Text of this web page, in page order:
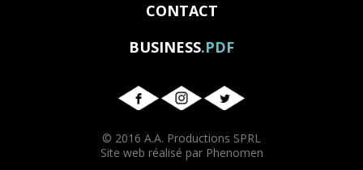
CONTACT
BUSINESS.PDF
© 2016 A.A. Productions SPRL
Site web réalisé par Phenomen